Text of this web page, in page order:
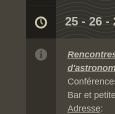
25 - 26 -
Bar et
Adresse: